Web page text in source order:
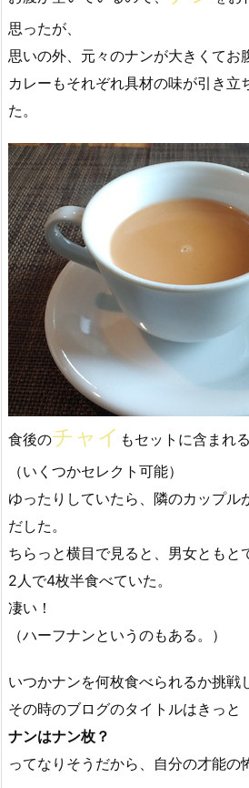
思ったが、
思いの外、元々のナンが大きくてお
カレーもそれぞれ具材の味が引き立
た。
食後のチャイ もセットに含まれる
（いくつかセレクト可能）
ゆったりしていたら、隣のカップル
だした。
ちらっと横目で見ると、男女ともと
2人で4枚半食べていた。
凄い！
（ハーフナンというのもある。）
いつかナンを何枚食べられるか挑戦
その時のブログのタイトルはきっと
ナンはナン枚？
ってなりそうだから、自分の才能の